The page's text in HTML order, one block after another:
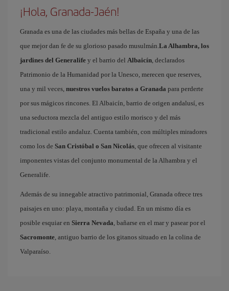
¡Hola, Granada-Jaén!
Granada es una de las ciudades más bellas de España y una de las
que mejor dan fe de su glorioso pasado musulmán.La Alhambra, los
jardines del Generalife y el barrio del Albaicín, declarados
Patrimonio de la Humanidad por la Unesco, merecen que reserves,
una y mil veces, nuestros vuelos baratos a Granada para perderte
por sus mágicos rincones. El Albaicín, barrio de origen andalusí, es
una seductora mezcla del antiguo estilo morisco y del más
tradicional estilo andaluz. Cuenta también, con múltiples miradores
como los de San Cristóbal o San Nicolás, que ofrecen al visitante
imponentes vistas del conjunto monumental de la Alhambra y el
Generalife.
Además de su innegable atractivo patrimonial, Granada ofrece tres
paisajes en uno: playa, montaña y ciudad. En un mismo día es
posible esquiar en Sierra Nevada, bañarse en el mar y pasear por el
Sacromonte, antiguo barrio de los gitanos situado en la colina de
Valparaíso.